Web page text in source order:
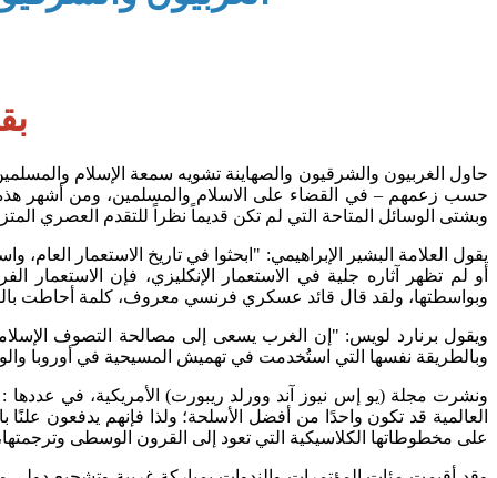
حاول الغربيون والشرقيون والصهاينة تشويه سمعة الإسلام
حسب زعمهم – في القضاء على الاسلام والمسلمين، ومن أشهر هذه
وبشتى الوسائل المتاحة التي لم تكن قديماً نظراً للتقدم العصري
يقول العلامة البشير الإبراهيمي: "ابحثوا في تاريخ الاستعمار
أو لم تظهر آثاره جلية في الاستعمار الإنكليزي، فإن
وبواسطتها، ولقد قال قائد عسكري فرنسي معروف، كلمة أحاطت
ويقول برنارد لويس: "إن الغرب يسعى إلى مصالحة التصوف
وبالطريقة نفسها التي استُخدمت في تهميش المسيحية في أوروبا والولايات المتحدة" [جريدة (الزمان) ـ العدد (1633) ـ
العالمية قد تكون واحدًا من أفضل الأسلحة؛ ولذا فإنهم يدفعون علنًا
على مخطوطاتها الكلاسيكية التي تعود إلى القرون الوسطى